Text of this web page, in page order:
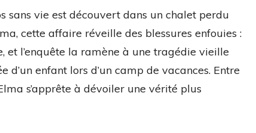
sans vie est découvert dans un chalet perdu
cette affaire réveille des blessures enfouies :
l’enquête la ramène à une tragédie vieille
enfant lors d’un camp de vacances. Entre
s’apprête à dévoiler une vérité plus